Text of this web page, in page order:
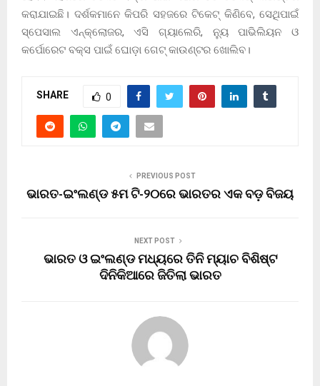
କରାଯାଇଛି। ଦର୍ଶକମାନେ କିପରି ସହଜରେ ଟିକେଟ୍‌ କିଣିବେ, ସେଥିପାଇଁ
ସ୍ପେସାଲ ଏନ୍‌କ୍ଲୋଜର, ଏସି ଗ୍ୟାଲେରି, ନ୍ୟୁ ପାଭିଲିୟନ ଓ
କର୍ପୋରେଟ ବକ୍ସ ପାଇଁ ଘୋଡ଼ା ଗେଟ୍‌ କାଉଣ୍ଟର ଖୋଲିବ।
SHARE 0
PREVIOUS POST
ଭାରତ-ଇଂଲଣ୍ଡ ୫ମ ଟି-୨୦ରେ ଭାରତର ଏକ ବଡ଼ ବିଜୟ
NEXT POST
ଭାରତ ଓ ଇଂଲଣ୍ଡ ମଧ୍ୟରେ ତିନି ମ୍ୟାଚ ବିଶିଷ୍ଟ
ଦିନିକିଆରେ ଜିତିଲା ଭାରତ